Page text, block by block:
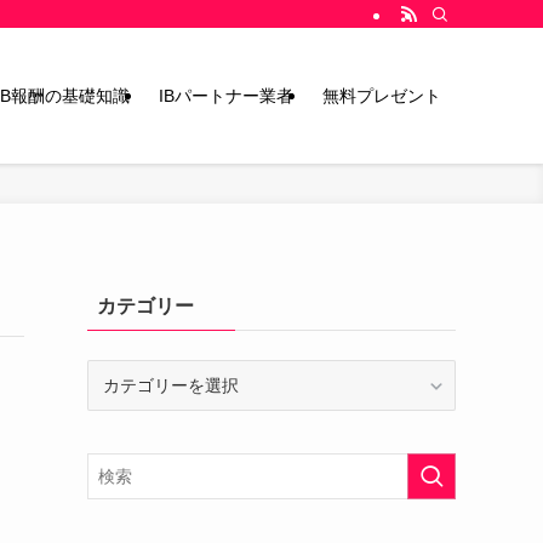
報酬の基礎知識 IBパートナー業者 無料プレゼント
カテゴリー
リ
ー